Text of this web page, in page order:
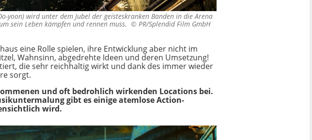
yoon) wird unter dem Jubel der geisteskranken Banden in die Arena
sein Leben kämpfen und rennen muss. © PR/Splendid Film GmbH
eine Rolle spielen, ihre Entwicklung aber nicht im
Wahnsinn, abgedrehte Ideen und deren Umsetzung!
die sehr reichhaltig wirkt und dank des immer wieder
sorgt.
und oft bedrohlich wirkenden Locations bei.
gibt es einige atemlose Action-
wird.